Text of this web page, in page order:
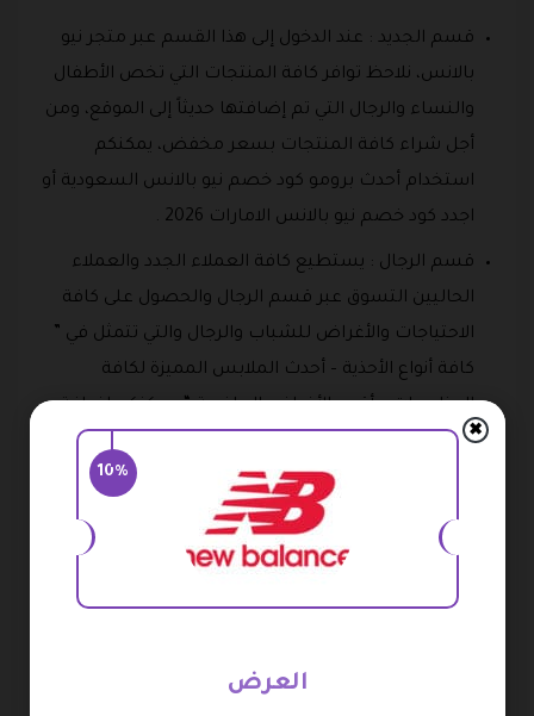
قسم الجديد : عند الدخول إلى هذا القسم عبر متجر نيو
بالانس، نلاحظ توافر كافة المنتجات التي تخص الأطفال
والنساء والرجال التي تم إضافتها حديثاً إلى الموقع، ومن
أجل شراء كافة المنتجات بسعر مخفض، يمكنكم
استخدام أحدث برومو كود خصم نيو بالانس السعودية أو
اجدد كود خصم نيو بالانس الامارات 2026 .
قسم الرجال : يستطيع كافة العملاء الجدد والعملاء
الحاليين التسوق عبر قسم الرجال والحصول على كافة
الاحتياجات والأغراض للشباب والرجال والتي تتمثل في ”
كافة أنواع الأحذية – أحدث الملابس المميزة لكافة
المناسبات – أقوى الأغراض الرياضية “، يمكنكم إضافة
أقوى برومو كود خصم نيو بالانس الكويت أو اجدد كود
خصم نيو بالانس علي الاحذية 2026 .
قسم النساء : يمكن لجميع الفتيات والسيدات التسوق
عبر قسم النساء للحصول على العديد من كافة أنواع
المنتجات والتي تتمثل في ” جوارب – إكسسوارات –
تستطيع جميع السيدات إضافة كود خصم نيو بالانس
10%
✖
العرض